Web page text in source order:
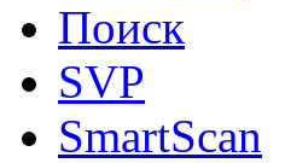
Поиск
SVP
SmartScan